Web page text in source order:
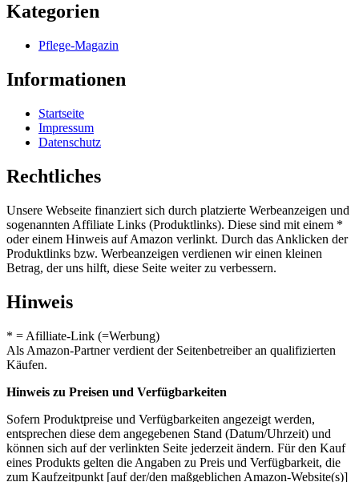
Kategorien
Pflege-Magazin
Informationen
Startseite
Impressum
Datenschutz
Rechtliches
Unsere Webseite finanziert sich durch platzierte Werbeanzeigen und
sogenannten Affiliate Links (Produktlinks). Diese sind mit einem *
oder einem Hinweis auf Amazon verlinkt. Durch das Anklicken der
Produktlinks bzw. Werbeanzeigen verdienen wir einen kleinen
Betrag, der uns hilft, diese Seite weiter zu verbessern.
Hinweis
* = Afilliate-Link (=Werbung)
Als Amazon-Partner verdient der Seitenbetreiber an qualifizierten
Käufen.
Hinweis zu Preisen und Verfügbarkeiten
Sofern Produktpreise und Verfügbarkeiten angezeigt werden,
entsprechen diese dem angegebenen Stand (Datum/Uhrzeit) und
können sich auf der verlinkten Seite jederzeit ändern. Für den Kauf
eines Produkts gelten die Angaben zu Preis und Verfügbarkeit, die
zum Kaufzeitpunkt [auf der/den maßgeblichen Amazon-Website(s)]